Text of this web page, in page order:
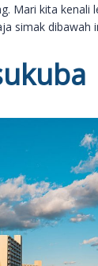
Mari kita kenali
simak dibawah